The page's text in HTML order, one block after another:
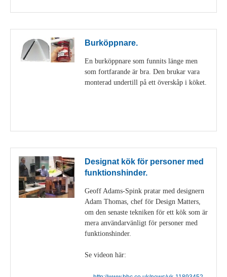
Burköppnare.
En burköppnare som funnits länge men
som fortfarande är bra. Den brukar vara
monterad undertill på ett överskåp i köket.
Designat kök för personer med
funktionshinder.
Geoff Adams-Spink pratar med designern
Adam Thomas, chef för Design Matters,
om den senaste tekniken för ett kök som är
mera användarvänligt för personer med
funktionshinder.
Se videon här: